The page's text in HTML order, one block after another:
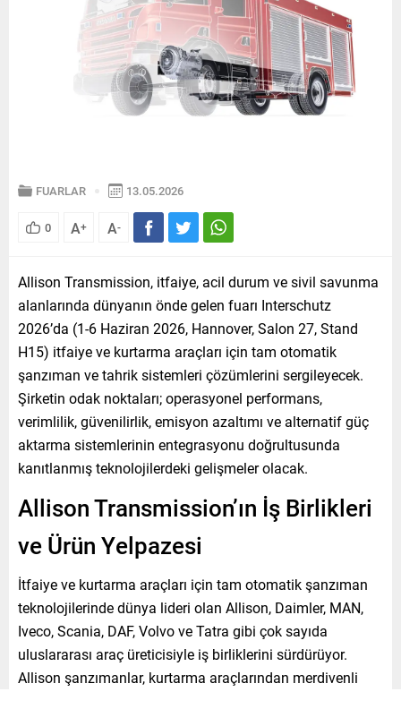
FUARLAR 13.05.2026
0 A+ A-
Allison Transmission, itfaiye, acil durum ve sivil savunma
alanlarında dünyanın önde gelen fuarı Interschutz
2026’da (1-6 Haziran 2026, Hannover, Salon 27, Stand
H15) itfaiye ve kurtarma araçları için tam otomatik
şanzıman ve tahrik sistemleri çözümlerini sergileyecek.
Şirketin odak noktaları; operasyonel performans,
verimlilik, güvenilirlik, emisyon azaltımı ve alternatif güç
aktarma sistemlerinin entegrasyonu doğrultusunda
kanıtlanmış teknolojilerdeki gelişmeler olacak.
Allison Transmission’ın İş Birlikleri
ve Ürün Yelpazesi
İtfaiye ve kurtarma araçları için tam otomatik şanzıman
teknolojilerinde dünya lideri olan Allison, Daimler, MAN,
Iveco, Scania, DAF, Volvo ve Tatra gibi çok sayıda
uluslararası araç üreticisiyle iş birliklerini sürdürüyor.
Allison şanzımanlar, kurtarma araçlarından merdivenli